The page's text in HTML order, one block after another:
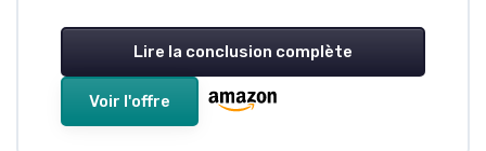
Lire la conclusion complète
Voir l'offre